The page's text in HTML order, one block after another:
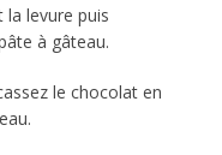
la levure puis
à gâteau.
le chocolat en